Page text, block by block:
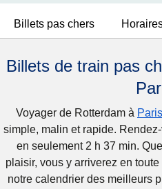
Billets pas chers
Billets de train pas
Voyager de Rotterdam à Paris
simple, malin et rapide.
en seulement 2 h 37 min.
plaisir, vous y arriverez en
notre calendrier des meilleurs